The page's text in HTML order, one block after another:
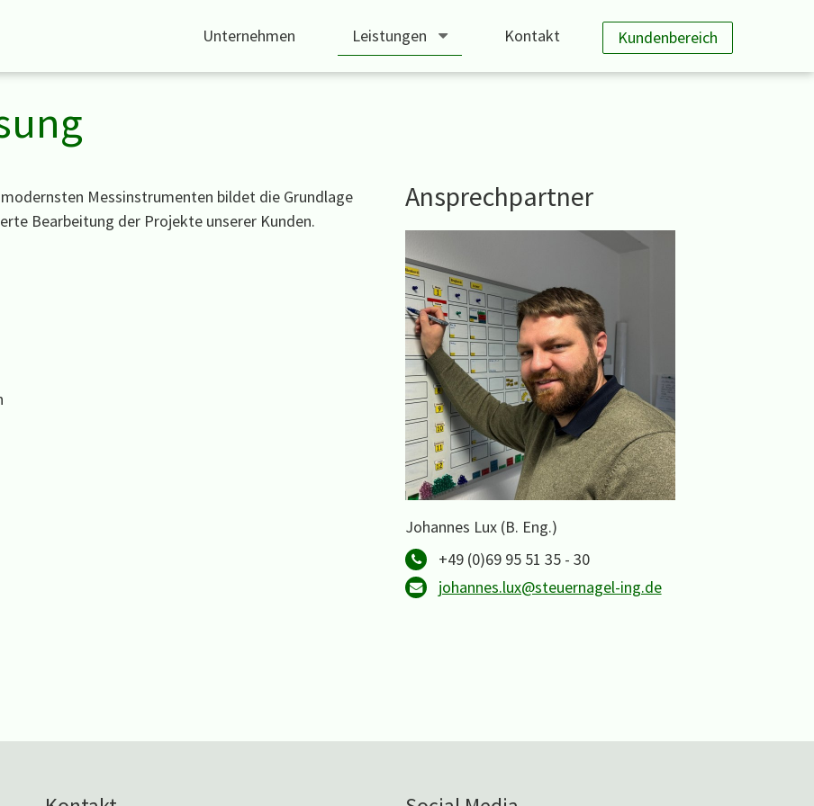
Unternehmen Leistungen Kontakt Kundenbereich
Messinstrumenten bildet die Grundlage
Bearbeitung der Projekte unserer Kunden.
Ansprechpartner
Johannes Lux (B. Eng.)
+49 (0)69 95 51 35 - 30
johannes.lux@steuernagel-ing.de